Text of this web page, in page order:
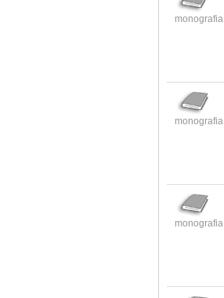
monografia
monografia
monografia